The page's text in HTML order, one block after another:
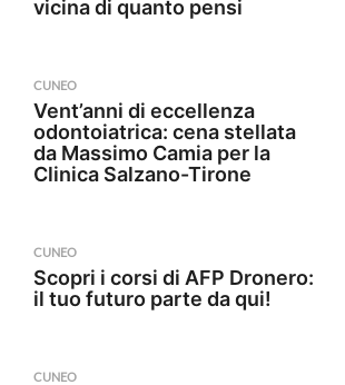
vicina di quanto pensi
CUNEO
Vent’anni di eccellenza
odontoiatrica: cena stellata
da Massimo Camia per la
Clinica Salzano-Tirone
CUNEO
Scopri i corsi di AFP Dronero:
il tuo futuro parte da qui!
CUNEO